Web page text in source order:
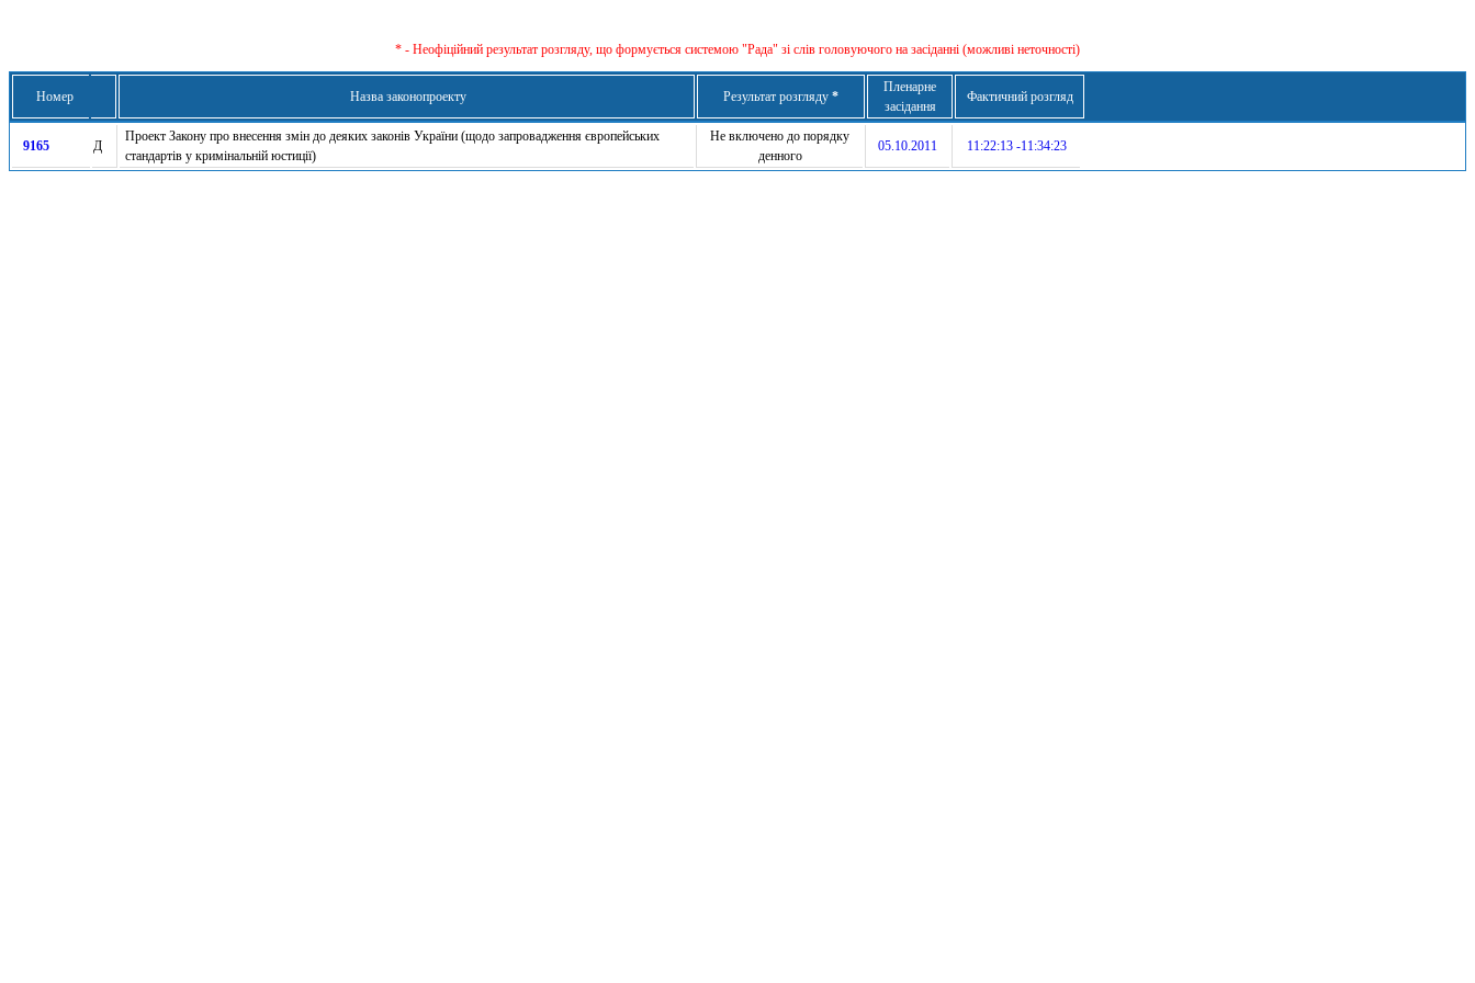
* - Неофіційний результат розгляду, що формується сиcтемою "Рада" зі слів головуючого на засіданні (можливі неточності)
Номер Назва законопроекту Результат розгляду *
Пленарне
засідання
Фактичний розгляд
9165 Д
Проект Закону про внесення змін до деяких законів України (щодо запровадження європейських
стандартів у кримінальній юстиції)
Не включено до порядку
денного
05.10.2011 11:22:13 -11:34:23